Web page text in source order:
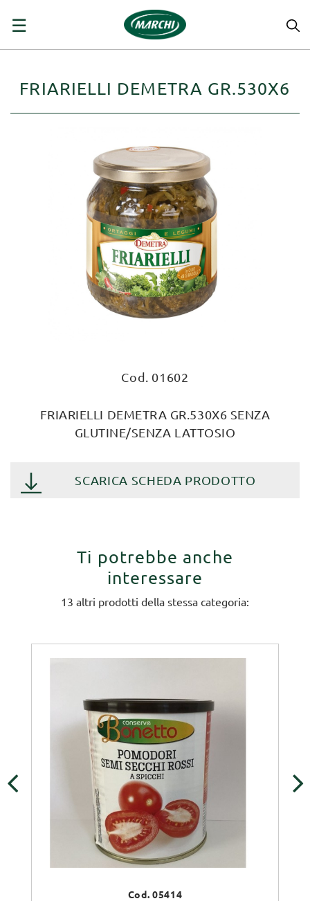
navigazione
☰
FRIARIELLI DEMETRA GR.530X6
Cod. 01602
FRIARIELLI DEMETRA GR.530X6 SENZA
GLUTINE/SENZA LATTOSIO
SCARICA SCHEDA PRODOTTO
Ti potrebbe anche
interessare
13 altri prodotti della stessa categoria:
Cod. 05414